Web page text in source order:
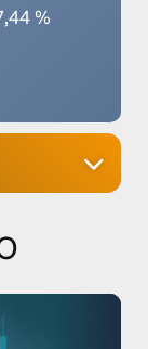
%